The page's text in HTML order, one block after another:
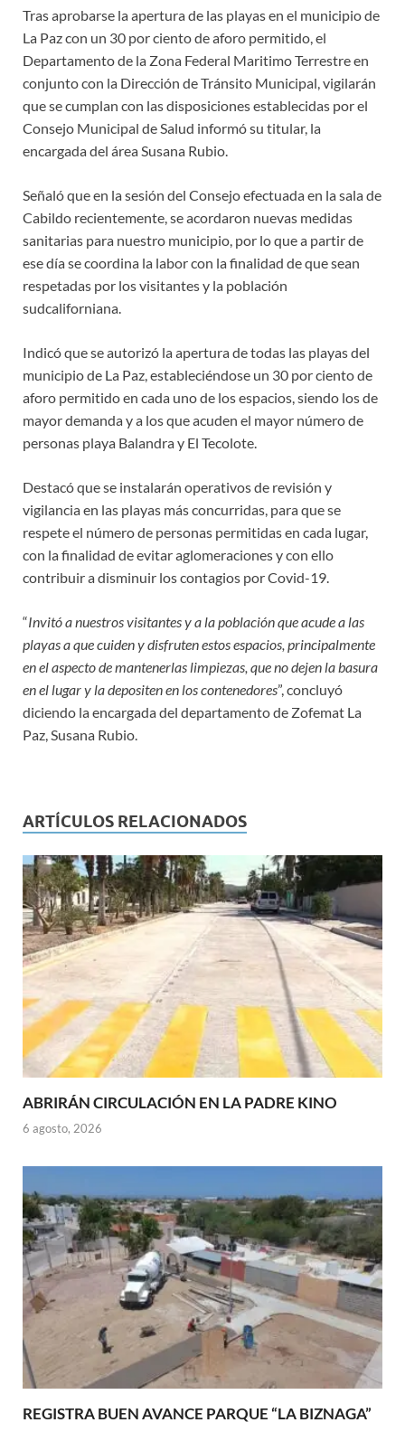
Tras aprobarse la apertura de las playas en el municipio de
La Paz con un 30 por ciento de aforo permitido, el
Departamento de la Zona Federal Maritimo Terrestre en
conjunto con la Dirección de Tránsito Municipal, vigilarán
que se cumplan con las disposiciones establecidas por el
Consejo Municipal de Salud informó su titular, la
encargada del área Susana Rubio.
Señaló que en la sesión del Consejo efectuada en la sala de
Cabildo recientemente, se acordaron nuevas medidas
sanitarias para nuestro municipio, por lo que a partir de
ese día se coordina la labor con la finalidad de que sean
respetadas por los visitantes y la población
sudcaliforniana.
Indicó que se autorizó la apertura de todas las playas del
municipio de La Paz, estableciéndose un 30 por ciento de
aforo permitido en cada uno de los espacios, siendo los de
mayor demanda y a los que acuden el mayor número de
personas playa Balandra y El Tecolote.
Destacó que se instalarán operativos de revisión y
vigilancia en las playas más concurridas, para que se
respete el número de personas permitidas en cada lugar,
con la finalidad de evitar aglomeraciones y con ello
contribuir a disminuir los contagios por Covid-19.
“Invitó a nuestros visitantes y a la población que acude a las
playas a que cuiden y disfruten estos espacios, principalmente
en el aspecto de mantenerlas limpiezas, que no dejen la basura
en el lugar y la depositen en los contenedores”, concluyó
diciendo la encargada del departamento de Zofemat La
Paz, Susana Rubio.
ARTÍCULOS RELACIONADOS
ABRIRÁN CIRCULACIÓN EN LA PADRE KINO
6 agosto, 2026
REGISTRA BUEN AVANCE PARQUE “LA BIZNAGA”